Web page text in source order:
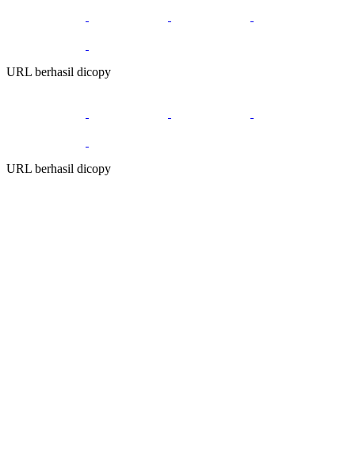
URL berhasil dicopy
URL berhasil dicopy